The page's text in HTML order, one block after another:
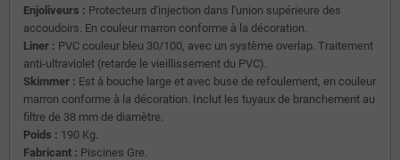
Enjoliveurs : Protecteurs d'injection dans l'union supérieure des
accoudoirs. En couleur marron conforme à la décoration.
Liner : PVC couleur bleu 30/100, avec un système overlap. Traitement
anti-ultraviolet (retarde le vieillissement du PVC).
Skimmer : Est à bouche large et avec buse de refoulement, en couleur
marron conforme à la décoration. Inclut les tuyaux de branchement au
filtre de 38 mm de diamètre.
Poids : 190 Kg.
Fabricant : Piscines Gre.